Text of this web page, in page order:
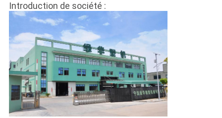
Introduction de société :